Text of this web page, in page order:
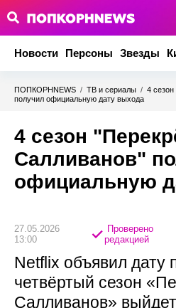
Новости Персоны Звезды
ПОПКОРНNEWS / ТВ и сериалы / 4
получил официальную дату выхода
4 сезон
Салливанов"
официальную
27.05.2026
13:00
Проверено
редакцией
Netflix объявил дату
четвёртый сезон
Салливанов»